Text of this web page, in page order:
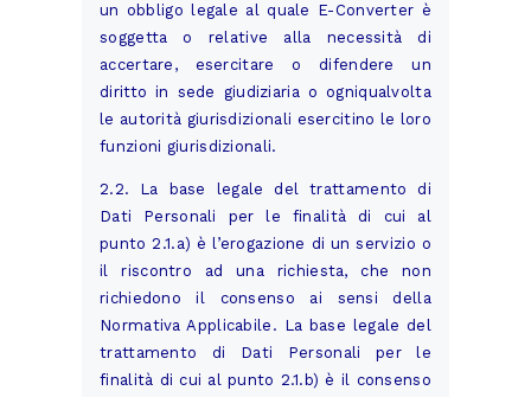
un obbligo legale al quale E-Converter è
soggetta o relative alla necessità di
accertare, esercitare o difendere un
diritto in sede giudiziaria o ogniqualvolta
le autorità giurisdizionali esercitino le loro
funzioni giurisdizionali.
2.2. La base legale del trattamento di
Dati Personali per le finalità di cui al
punto 2.1.a) è l’erogazione di un servizio o
il riscontro ad una richiesta, che non
richiedono il consenso ai sensi della
Normativa Applicabile. La base legale del
trattamento di Dati Personali per le
finalità di cui al punto 2.1.b) è il consenso